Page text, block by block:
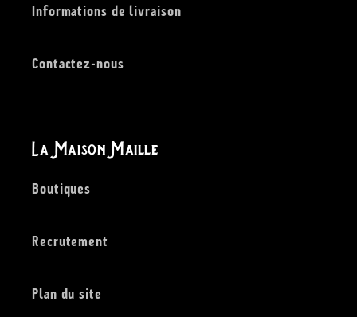
Informations de livraison
Contactez-nous
La Maison Maille
Boutiques
Recrutement
Plan du site